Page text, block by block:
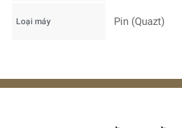
Loại máy Pin (Quazt)